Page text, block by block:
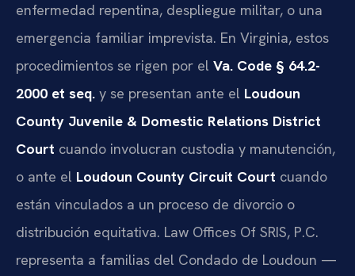
enfermedad repentina, despliegue militar, o una
emergencia familiar imprevista. En Virginia, estos
procedimientos se rigen por el Va. Code § 64.2-
2000 et seq. y se presentan ante el Loudoun
County Juvenile & Domestic Relations District
Court cuando involucran custodia y manutención,
o ante el Loudoun County Circuit Court cuando
están vinculados a un proceso de divorcio o
distribución equitativa. Law Offices Of SRIS, P.C.
representa a familias del Condado de Loudoun —